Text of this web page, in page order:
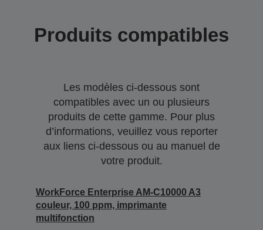
Produits compatibles
Les modèles ci-dessous sont
compatibles avec un ou plusieurs
produits de cette gamme. Pour plus
d’informations, veuillez vous reporter
aux liens ci-dessous ou au manuel de
votre produit.
WorkForce Enterprise AM-C10000 A3
couleur, 100 ppm, imprimante
multifonction